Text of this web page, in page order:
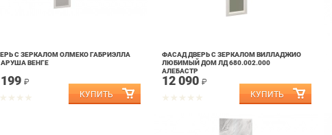
С ЗЕРКАЛОМ ОЛМЕКО ГАБРИЭЛЛА
АРУША ВЕНГЕ
₽
ФАСАД ДВЕРЬ С ЗЕРКАЛОМ ВИЛЛАДЖИО
ЛЮБИМЫЙ ДОМ ЛД 680.002.000
АЛЕБАСТР
12 090 ₽